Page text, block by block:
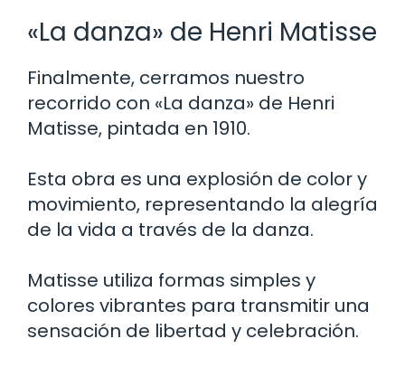
«La danza» de Henri Matisse
Finalmente, cerramos nuestro
recorrido con «La danza» de Henri
Matisse, pintada en 1910.
Esta obra es una explosión de color y
movimiento, representando la alegría
de la vida a través de la danza.
Matisse utiliza formas simples y
colores vibrantes para transmitir una
sensación de libertad y celebración.